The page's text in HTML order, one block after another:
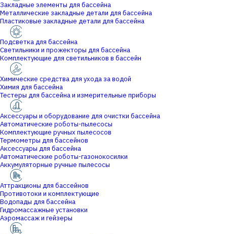
Закладные элементы для бассейна
Металлические закладные детали для бассейна
Пластиковые закладные детали для бассейна
Подсветка для бассейна
Светильники и прожекторы для бассейна
Комплектующие для светильников в бассейн
Химические средства для ухода за водой
Химия для бассейна
Тестеры для бассейна и измерительные приборы
Аксессуары и оборудование для очистки бассейна
Автоматические роботы-пылесосы
Комплектующие ручных пылесосов
Термометры для бассейнов
Аксессуары для бассейна
Автоматические роботы-газонокосилки
Аккумуляторные ручные пылесосы
Аттракционы для бассейнов
Противотоки и комплектующие
Водопады для бассейна
Гидромассажные установки
Аэромассаж и гейзеры